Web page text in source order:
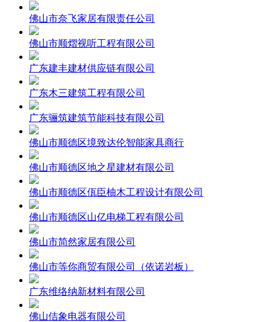
佛山市奈飞家居有限责任公司
佛山市顺熠视听工程有限公司
广东建丰建材供应链有限公司
广东木三建筑工程有限公司
广东骊筑建筑节能科技有限公司
佛山市顺德区境致达伦智能家具商行
佛山市顺德区地之星建材有限公司
佛山市顺德区佤臣柚木工程设计有限公司
佛山市顺德区山亿电梯工程有限公司
佛山市简然家居有限公司
佛山市等你商贸有限公司（依诺岩板）
广东维络纳新材料有限公司
佛山佶象电器有限公司